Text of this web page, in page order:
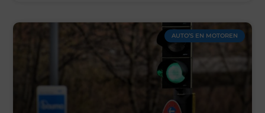
AUTO’S EN MOTOREN